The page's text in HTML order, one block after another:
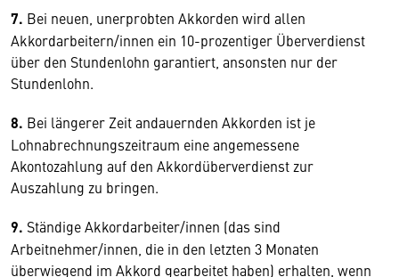
7. Bei neuen, unerprobten Akkorden wird allen
Akkordarbeitern/innen ein 10-prozentiger Überverdienst
über den Stundenlohn garantiert, ansonsten nur der
Stundenlohn.
8. Bei längerer Zeit andauernden Akkorden ist je
Lohnabrechnungszeitraum eine angemessene
Akontozahlung auf den Akkordüberverdienst zur
Auszahlung zu bringen.
9. Ständige Akkordarbeiter/innen (das sind
Arbeitnehmer/innen, die in den letzten 3 Monaten
überwiegend im Akkord gearbeitet haben) erhalten, wenn